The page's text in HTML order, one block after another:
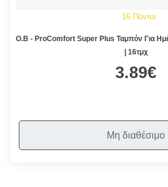
16 Πόντοι
O.B - ProComfort Super Plus Ταμπόν Για
| 16τμχ
3.89€
Μη διαθέσιμο